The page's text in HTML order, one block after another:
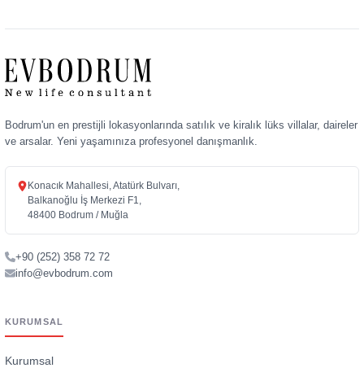
Bodrum'un en prestijli lokasyonlarında satılık ve kiralık lüks villalar, daireler
ve arsalar. Yeni yaşamınıza profesyonel danışmanlık.
Konacık Mahallesi, Atatürk Bulvarı,
Balkanoğlu İş Merkezi F1,
48400 Bodrum / Muğla
+90 (252) 358 72 72
info@evbodrum.com
KURUMSAL
Kurumsal